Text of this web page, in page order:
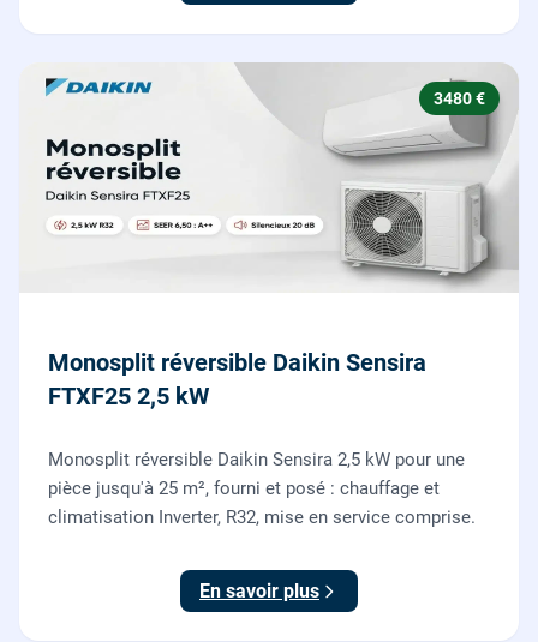
3480 €
Monosplit réversible Daikin Sensira
FTXF25 2,5 kW
Monosplit réversible Daikin Sensira 2,5 kW pour une
pièce jusqu'à 25 m², fourni et posé : chauffage et
climatisation Inverter, R32, mise en service comprise.
En savoir plus